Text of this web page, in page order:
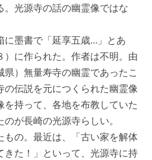
。光源寺の話の幽霊像ではな
に墨書で「延享五歳…」とあ
）に作られた。作者は不明。由
）無量寿寺の幽霊であったこ
の伝説を元につくられた幽霊像
を持って、各地を布教していた
が長崎の光源寺らしい。
もの。最近は、「古い家を解体
きた！」といって、光源寺に持